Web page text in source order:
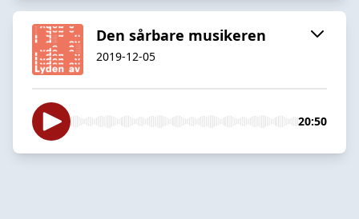
Den sårbare musikeren
2019-12-05
20:50